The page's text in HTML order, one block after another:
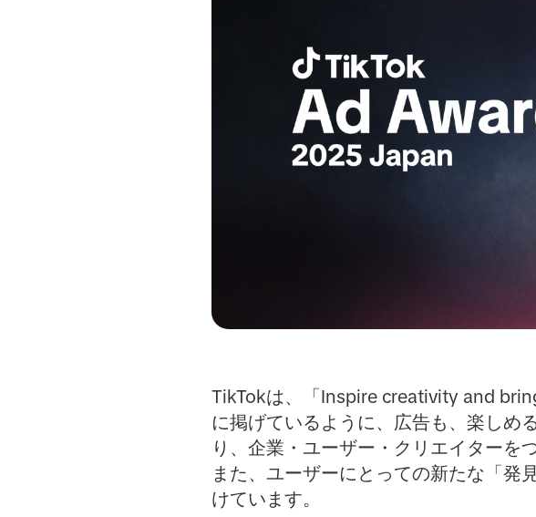
TikTokは、「Inspire creativity and
に掲げているように、広告も、楽しめ
り、企業・ユーザー・クリエイターを
また、ユーザーにとっての新たな「発
けています。